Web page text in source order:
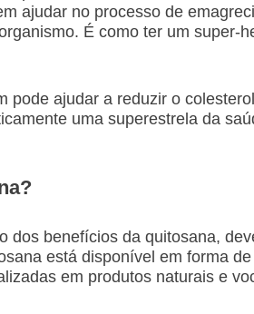
ajudar no processo de
É como ter um
pode ajudar a reduzir o
uma superestrela da
dos benefícios da quitosana,
está disponível em forma
em produtos naturais e